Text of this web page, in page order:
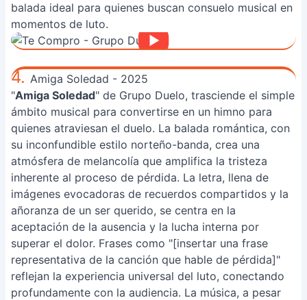
balada ideal para quienes buscan consuelo musical en
momentos de luto.
4. Amiga Soledad - 2025
"Amiga Soledad" de Grupo Duelo, trasciende el simple
ámbito musical para convertirse en un himno para
quienes atraviesan el duelo. La balada romántica, con
su inconfundible estilo norteño-banda, crea una
atmósfera de melancolía que amplifica la tristeza
inherente al proceso de pérdida. La letra, llena de
imágenes evocadoras de recuerdos compartidos y la
añoranza de un ser querido, se centra en la
aceptación de la ausencia y la lucha interna por
superar el dolor. Frases como "[insertar una frase
representativa de la canción que hable de pérdida]"
reflejan la experiencia universal del luto, conectando
profundamente con la audiencia. La música, a pesar